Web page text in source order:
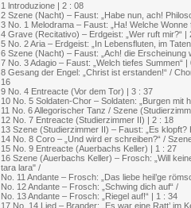
1 lntroduzione | 2 : 08
2 Szene (Nacht) – Faust: „Habe nun, ach!
3 No. 1 Melodrama – Faust: „Ha! Welche
4 Grave (Recitativo) – Erdgeist: „Wer ruft mir?“ |
5 No. 2 Aria – Erdgeist: „In Lebensfluten, im
6 Szene (Nacht) – Faust: „Ach! die Erscheinung
7 No. 3 Adagio – Faust: „Welch tiefes Summen“ |
8 Gesang der Engel: „Christ ist erstanden!“ /
16
9 No. 4 Entreacte (Vor dem Tor) | 3 : 37
10 No. 5 Soldaten-Chor – Soldaten: „Burgen mit
11 No. 6 Allegorischer Tanz / Szene
12 No. 7 Entreacte (Studierzimmer II) | 2 : 18
13 Szene (Studierzimmer II) – Faust: „Es klopft?
14 No. 8 Coro – „Und wird er schreiben?“ /
15 No. 9 Entreacte (Auerbachs Keller) | 1 : 27
16 Szene (Auerbachs Keller) – Frosch: „Will
tara lara" /
No. 11 Andante – Frosch: „Das liebe heil’ge
No. 12 Andante – Frosch: „Schwing dich auf“ /
No. 13 Andante – Frosch: „Riegel auf!“ | 1 : 34
17 No. 14 Lied – Brander: „Es war eine Ratt’ im